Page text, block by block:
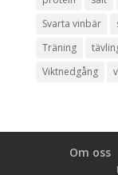
Svarta vinbär
Träning
Viktnedgång
Om oss